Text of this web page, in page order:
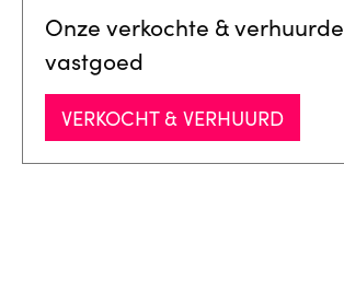
Onze verkochte & verhuurde
vastgoed
VERKOCHT & VERHUURD